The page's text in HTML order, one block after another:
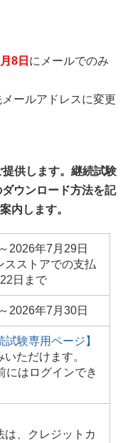
8日 にメールでのみ
ールアドレスに変更
供します。継続試験
ウンロード方法を記
内します。
2026年7月29日
ストアでの支払
日まで
2026年7月30日
試験専用ページ】
ただけます。
はログインでき
、クレジットカ